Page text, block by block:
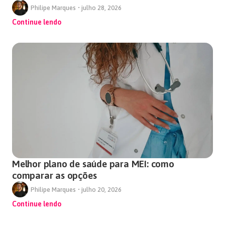
Philipe Marques • julho 28, 2026
Continue lendo
Melhor plano de saúde para MEI: como
comparar as opções
Philipe Marques • julho 20, 2026
Continue lendo